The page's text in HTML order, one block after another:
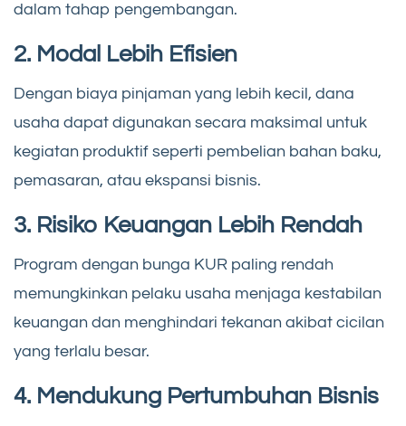
dalam tahap pengembangan.
2. Modal Lebih Efisien
Dengan biaya pinjaman yang lebih kecil, dana
usaha dapat digunakan secara maksimal untuk
kegiatan produktif seperti pembelian bahan baku,
pemasaran, atau ekspansi bisnis.
3. Risiko Keuangan Lebih Rendah
Program dengan bunga KUR paling rendah
memungkinkan pelaku usaha menjaga kestabilan
keuangan dan menghindari tekanan akibat cicilan
yang terlalu besar.
4. Mendukung Pertumbuhan Bisnis